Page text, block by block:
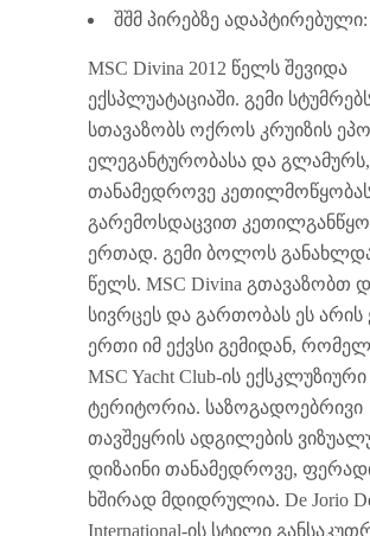
შშმ პირებზე ადაპტირებული:
MSC Divina 2012 წელს შევიდა
ექსპლუატაციაში. გემი
სთავაზობს ოქროს კრუიზის
ელეგანტურობასა და გლამურს,
თანამედროვე
გარემოსდაცვით
ერთად. გემი ბოლოს განახლდა
წელს. MSC Divina გთავაზობთ
სივრცეს და გართობას ეს
ერთი იმ ექვსი გემიდან,
MSC Yacht Club-ის ექსკლუზიური
ტერიტორია. საზოგადოებრივი
თავშეყრის ადგილების
დიზაინი თანამედროვე,
ხშირად მდიდრულია. De Jorio
International-ის სტილი